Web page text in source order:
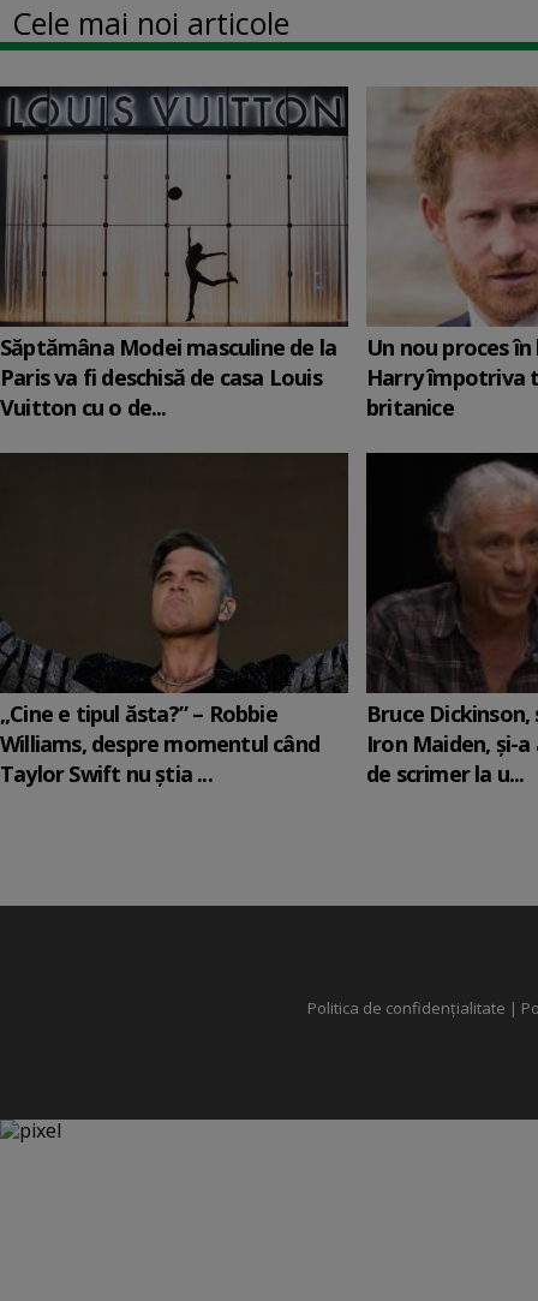
Cele mai noi articole
Săptămâna Modei masculine de la
Paris va fi deschisă de casa Louis
Vuitton cu o de...
Un nou proces
Harry împotriva
britanice
„Cine e tipul ăsta?” – Robbie
Williams, despre momentul când
Taylor Swift nu știa ...
Bruce
Iron Maiden, şi-
de scrimer la u...
Politica de confidențialitate |